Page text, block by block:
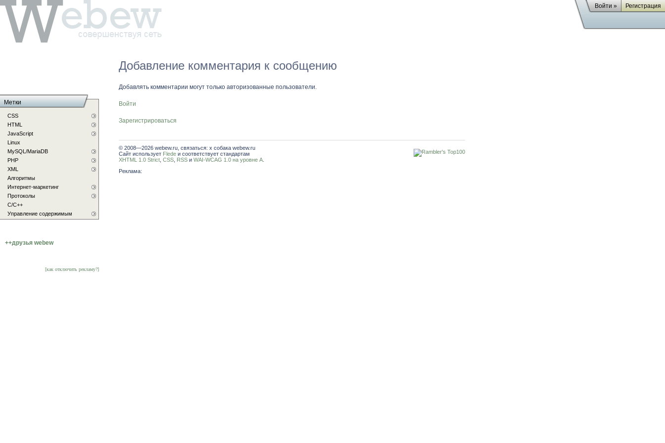
Войти » Регистрация
Добавление комментария к сообщению
Добавлять комментарии могут только авторизованные пользователи.
Войти
Зарегистрироваться
© 2008—2026 webew.ru, связаться: x собака webew.ru
Сайт использует Flede и соответствует стандартам
XHTML 1.0 Strict CSS RSS и WAI-WCAG 1.0 на уровне A
Реклама:
Метки
CSS
HTML
JavaScript
Linux
MySQL/MariaDB
PHP
XML
Алгоритмы
Интернет-маркетинг
Протоколы
С/C++
Управление содержимым
++друзья webew
[как отключить рекламу?]